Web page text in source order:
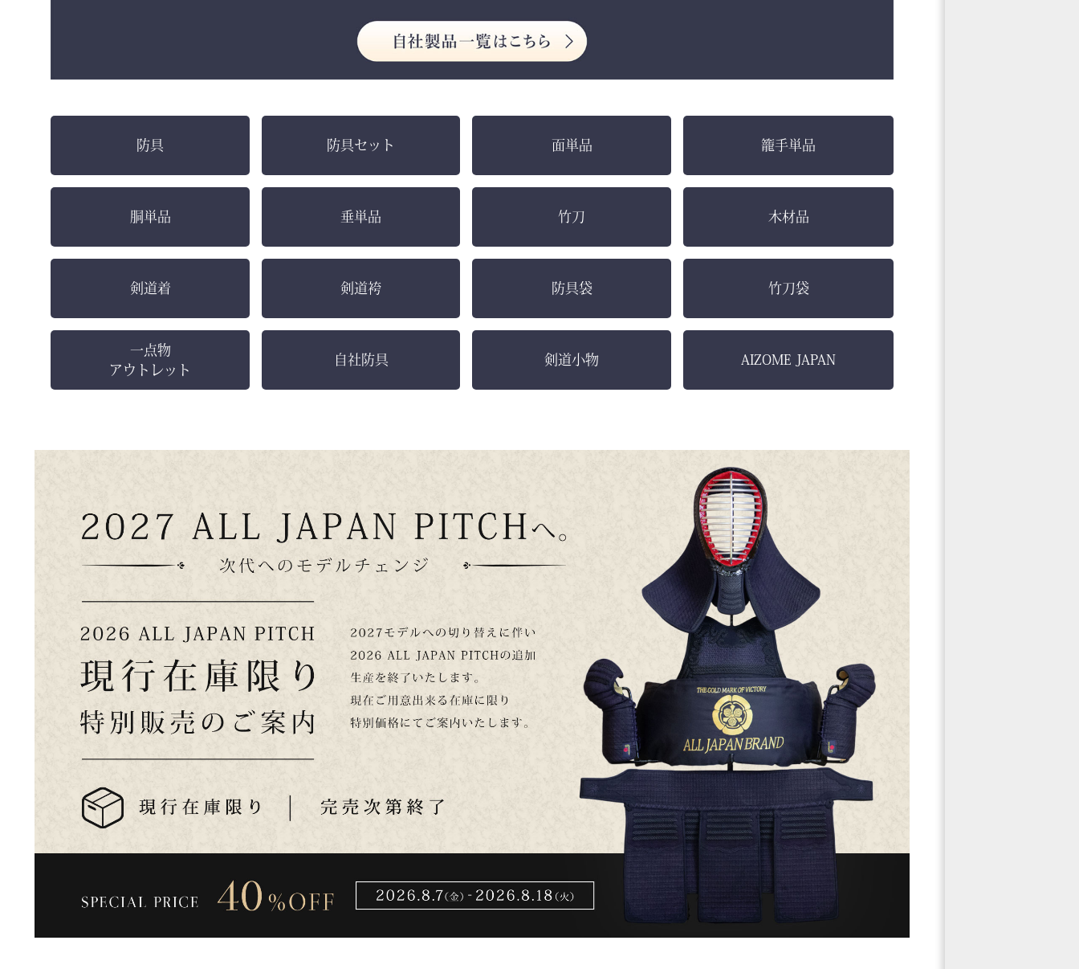
防具 防具セット 面単品 籠手単品
胴単品 垂単品 竹刀 木材品
剣道着 剣道袴 防具袋 竹刀袋
一点物
アウトレット
自社防具 剣道小物 AIZOME JAPAN